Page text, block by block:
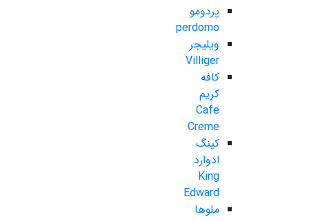
پردومو
perdomo
ویلیجر
Villiger
کافه
کریم
Cafe
Creme
کینگ
ادوارد
King
Edward
ملوها